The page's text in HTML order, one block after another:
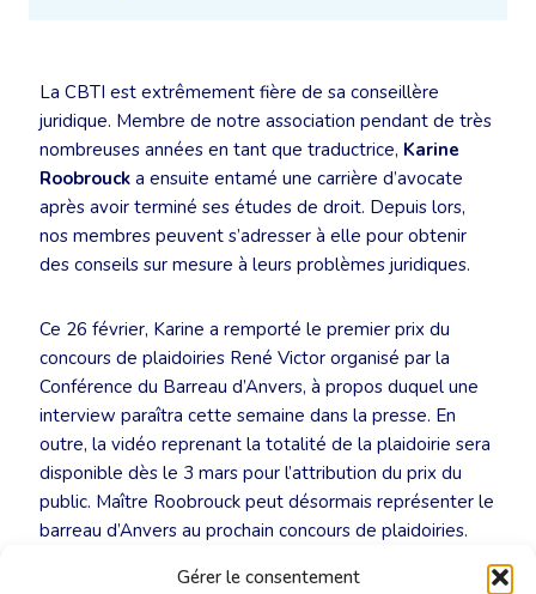
Gérer le consentement
La CBTI est extrêmement fière de sa conseillère
juridique. Membre de notre association pendant de très
nombreuses années en tant que traductrice, Karine
Roobrouck a ensuite entamé une carrière d’avocate
après avoir terminé ses études de droit. Depuis lors,
nos membres peuvent s’adresser à elle pour obtenir
des conseils sur mesure à leurs problèmes juridiques.
Ce 26 février, Karine a remporté le premier prix du
concours de plaidoiries René Victor organisé par la
Conférence du Barreau d’Anvers, à propos duquel une
interview paraîtra cette semaine dans la presse. En
outre, la vidéo reprenant la totalité de la plaidoirie sera
disponible dès le 3 mars pour l’attribution du prix du
public. Maître Roobrouck peut désormais représenter le
barreau d’Anvers au prochain concours de plaidoiries.